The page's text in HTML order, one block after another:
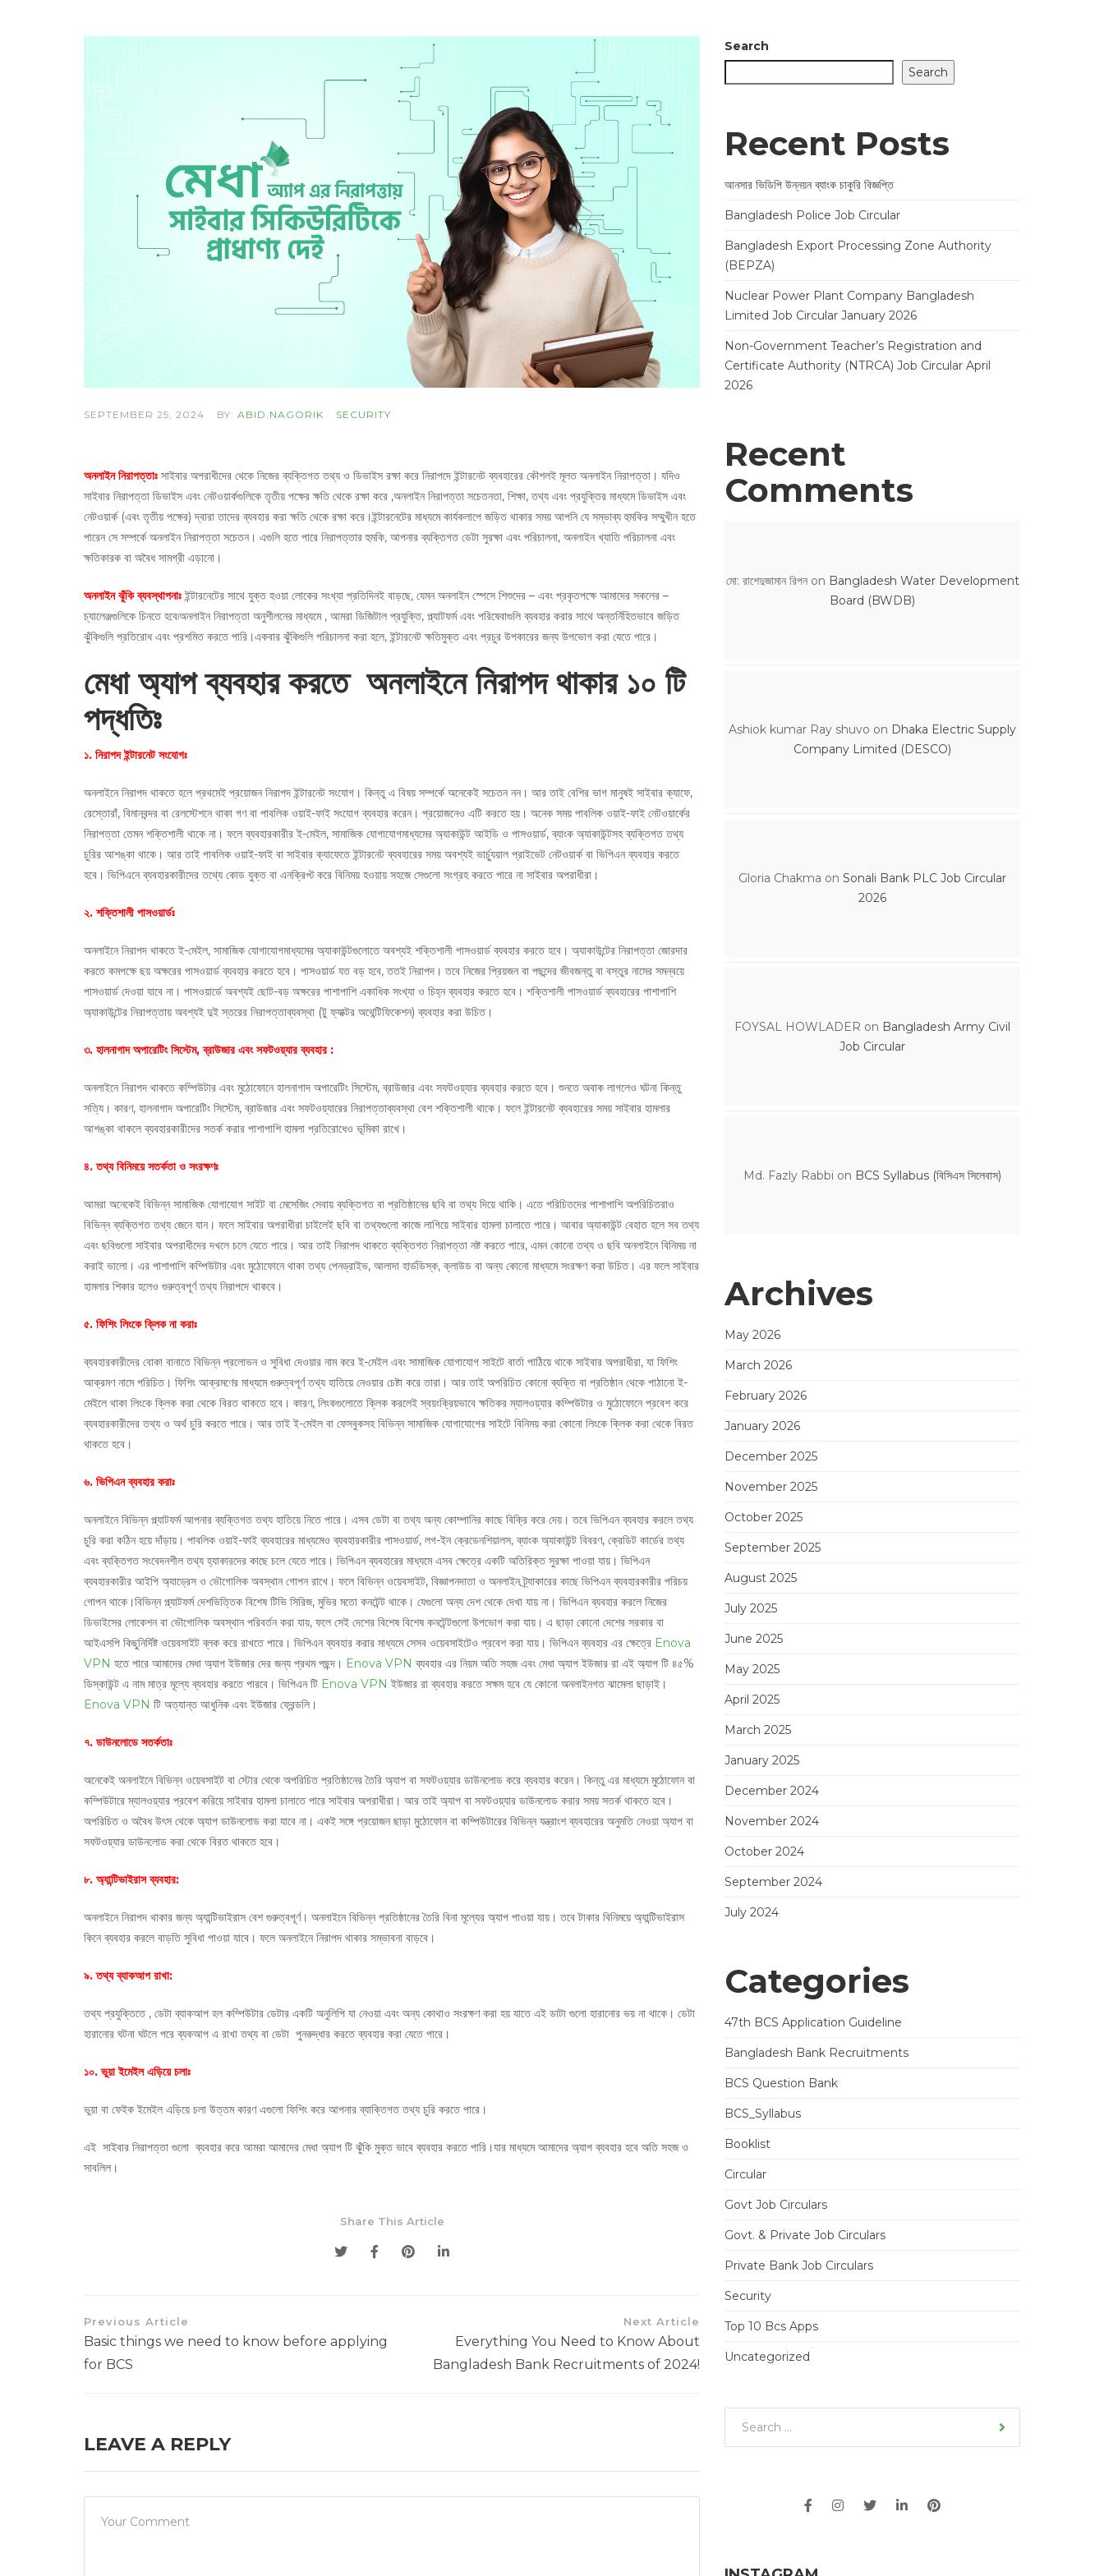
SEPTEMBER 25, 2024 BY: ABID.NAGORIK SECURITY
অনলাইন নিরাপত্তাঃ সাইবার অপরাধীদের থেকে নিজের ব্যক্তিগত তথ্য ও ডিভাইস রক্ষা করে নিরাপদে ইন্টারনেট ব্যবহারের কৌশলই মূলত অনলাইন নিরাপত্তা। যদিও
সাইবার নিরাপত্তা ডিভাইস এবং নেটওয়ার্কগুলিকে তৃতীয় পক্ষের ক্ষতি থেকে রক্ষা করে ,অনলাইন নিরাপত্তা সচেতনতা, শিক্ষা, তথ্য এবং প্রযুক্তির মাধ্যমে ডিভাইস এবং
নেটওয়ার্ক (এবং তৃতীয় পক্ষের) দ্বারা তাদের ব্যবহার করা ক্ষতি থেকে রক্ষা করে।ইন্টারনেটের মাধ্যমে কার্যকলাপে জড়িত থাকার সময় আপনি যে সম্ভাব্য হুমকির সম্মুখীন হতে
পারেন সে সম্পর্কে অনলাইন নিরাপত্তা সচেতন। এগুলি হতে পারে নিরাপত্তার হুমকি, আপনার ব্যক্তিগত ডেটা সুরক্ষা এবং পরিচালনা, অনলাইন খ্যাতি পরিচালনা এবং
ক্ষতিকারক বা অবৈধ সামগ্রী এড়ানো।
অনলাইন ঝুঁকি ব্যবস্থাপনাঃ ইন্টারনেটের সাথে যুক্ত হওয়া লোকের সংখ্যা প্রতিদিনই বাড়ছে, যেমন অনলাইন স্পেসে শিশুদের – এবং প্রকৃতপক্ষে আমাদের সকলের –
চ্যালেঞ্জগুলিকে চিনতে হবে৷অনলাইন নিরাপত্তা অনুশীলনের মাধ্যমে , আমরা ডিজিটাল প্রযুক্তি, প্ল্যাটফর্ম এবং পরিষেবাগুলি ব্যবহার করার সাথে অন্তর্নিহিতভাবে জড়িত
ঝুঁকিগুলি প্রতিরোধ এবং প্রশমিত করতে পারি।একবার ঝুঁকিগুলি পরিচালনা করা হলে, ইন্টারনেট ক্ষতিমুক্ত এবং প্রচুর উপকারের জন্য উপভোগ করা যেতে পারে।
মেধা অ্যাপ ব্যবহার করতে অনলাইনে নিরাপদ থাকার ১০ টি
পদ্ধতিঃ
১. নিরাপদ ইন্টারনেট সংযোগঃ
অনলাইনে নিরাপদ থাকতে হলে প্রথমেই প্রয়োজন নিরাপদ ইন্টারনেট সংযোগ। কিন্তু এ বিষয় সম্পর্কে অনেকেই সচেতন নন। আর তাই বেশির ভাগ মানুষই সাইবার ক্যাফে,
রেস্তোরাঁ, বিমানবন্দর বা রেলস্টেশনে থাকা গণ বা পাবলিক ওয়াই-ফাই সংযোগ ব্যবহার করেন। প্রয়োজনেও এটি করতে হয়। অনেক সময় পাবলিক ওয়াই-ফাই নেটওয়ার্কের
নিরাপত্তা তেমন শক্তিশালী থাকে না। ফলে ব্যবহারকারীর ই-মেইল, সামাজিক যোগাযোগমাধ্যমের অ্যাকাউন্ট আইডি ও পাসওয়ার্ড, ব্যাংক অ্যাকাউন্টসহ ব্যক্তিগত তথ্য
চুরির আশঙ্কা থাকে। আর তাই পাবলিক ওয়াই-ফাই বা সাইবার ক্যাফেতে ইন্টারনেট ব্যবহারের সময় অবশ্যই ভার্চ্যুয়াল প্রাইভেট নেটওয়ার্ক বা ভিপিএন ব্যবহার করতে
হবে। ভিপিএনে ব্যবহারকারীদের তথ্যে কোড যুক্ত বা এনক্রিপ্ট করে বিনিময় হওয়ায় সহজে সেগুলো সংগ্রহ করতে পারে না সাইবার অপরাধীরা।
২. শক্তিশালী পাসওয়ার্ডঃ
অনলাইনে নিরাপদ থাকতে ই-মেইল, সামাজিক যোগাযোগমাধ্যমের অ্যাকাউন্টগুলোতে অবশ্যই শক্তিশালী পাসওয়ার্ড ব্যবহার করতে হবে। অ্যাকাউন্টের নিরাপত্তা জোরদার
করতে কমপক্ষে ছয় অক্ষরের পাসওয়ার্ড ব্যবহার করতে হবে। পাসওয়ার্ড যত বড় হবে, ততই নিরাপদ। তবে নিজের প্রিয়জন বা পছন্দের জীবজন্তু বা বস্তুর নামের সমন্বয়ে
পাসওয়ার্ড দেওয়া যাবে না। পাসওয়ার্ডে অবশ্যই ছোট-বড় অক্ষরের পাশাপাশি একাধিক সংখ্যা ও চিহ্ন ব্যবহার করতে হবে। শক্তিশালী পাসওয়ার্ড ব্যবহারের পাশাপাশি
অ্যাকাউন্টের নিরাপত্তায় অবশ্যই দুই স্তরের নিরাপত্তাব্যবস্থা (টু ফ্যাক্টর অথেন্টিফিকেশন) ব্যবহার করা উচিত।
৩. হালনাগাদ অপারেটিং সিস্টেম, ব্রাউজার এবং সফটওয়্যার ব্যবহার :
অনলাইনে নিরাপদ থাকতে কম্পিউটার এবং মুঠোফোনে হালনাগাদ অপারেটিং সিস্টেম, ব্রাউজার এবং সফটওয়্যার ব্যবহার করতে হবে। শুনতে অবাক লাগলেও ঘটনা কিন্তু
সত্যি। কারণ, হালনাগাদ অপারেটিং সিস্টেম, ব্রাউজার এবং সফটওয়্যারের নিরাপত্তাব্যবস্থা বেশ শক্তিশালী থাকে। ফলে ইন্টারনেট ব্যবহারের সময় সাইবার হামলার
আশঙ্কা থাকলে ব্যবহারকারীদের সতর্ক করার পাশাপাশি হামলা প্রতিরোধেও ভূমিকা রাখে।
৪. তথ্য বিনিময়ে সতর্কতা ও সংরক্ষণঃ
আমরা অনেকেই বিভিন্ন সামাজিক যোগাযোগ সাইট বা মেসেজিং সেবায় ব্যক্তিগত বা প্রতিষ্ঠানের ছবি বা তথ্য দিয়ে থাকি। এতে পরিচিতদের পাশাপাশি অপরিচিতরাও
বিভিন্ন ব্যক্তিগত তথ্য জেনে যান। ফলে সাইবার অপরাধীরা চাইলেই ছবি বা তথ্যগুলো কাজে লাগিয়ে সাইবার হামলা চালাতে পারে। আবার অ্যাকাউন্ট বেহাত হলে সব তথ্য
এবং ছবিগুলো সাইবার অপরাধীদের দখলে চলে যেতে পারে। আর তাই নিরাপদ থাকতে ব্যক্তিগত নিরাপত্তা নষ্ট করতে পারে, এমন কোনো তথ্য ও ছবি অনলাইনে বিনিময় না
করাই ভালো। এর পাশাপাশি কম্পিউটার এবং মুঠোফোনে থাকা তথ্য পেনড্রাইভ, আলাদা হার্ডডিস্ক, ক্লাউড বা অন্য কোনো মাধ্যমে সংরক্ষণ করা উচিত। এর ফলে সাইবার
হামলার শিকার হলেও গুরুত্বপূর্ণ তথ্য নিরাপদে থাকবে।
৫. ফিশিং লিংকে ক্লিক না করাঃ
ব্যবহারকারীদের বোকা বানাতে বিভিন্ন প্রলোভন ও সুবিধা দেওয়ার নাম করে ই-মেইল এবং সামাজিক যোগাযোগ সাইটে বার্তা পাঠিয়ে থাকে সাইবার অপরাধীরা, যা ফিশিং
আক্রমণ নামে পরিচিত। ফিশিং আক্রমণের মাধ্যমে গুরুত্বপূর্ণ তথ্য হাতিয়ে নেওয়ার চেষ্টা করে তারা। আর তাই অপরিচিত কোনো ব্যক্তি বা প্রতিষ্ঠান থেকে পাঠানো ই-
মেইলে থাকা লিংকে ক্লিক করা থেকে বিরত থাকতে হবে। কারণ, লিংকগুলোতে ক্লিক করলেই স্বয়ংক্রিয়ভাবে ক্ষতিকর ম্যালওয়্যার কম্পিউটার ও মুঠোফোনে প্রবেশ করে
ব্যবহারকারীদের তথ্য ও অর্থ চুরি করতে পারে। আর তাই ই-মেইল বা ফেসবুকসহ বিভিন্ন সামাজিক যোগাযোগের সাইটে বিনিময় করা কোনো লিংকে ক্লিক করা থেকে বিরত
থাকতে হবে।
৬. ভিপিএন ব্যবহার করাঃ
অনলাইনে বিভিন্ন প্ল্যাটফর্ম আপনার ব্যক্তিগত তথ্য হাতিয়ে নিতে পারে। এসব ডেটা বা তথ্য অন্য কোম্পানির কাছে বিক্রি করে দেয়। তবে ভিপিএন ব্যবহার করলে তথ্য
চুরি করা কঠিন হয়ে দাঁড়ায়। পাবলিক ওয়াই-ফাই ব্যবহারের মাধ্যমেও ব্যবহারকারীর পাসওয়ার্ড, লগ-ইন ক্রেডেনশিয়ালস, ব্যাংক অ্যাকাউন্ট বিবরণ, ক্রেডিট কার্ডের তথ্য
এবং ব্যক্তিগত সংবেদনশীল তথ্য হ্যাকারদের কাছে চলে যেতে পারে। ভিপিএন ব্যবহারের মাধ্যমে এসব ক্ষেত্রে একটি অতিরিক্ত সুরক্ষা পাওয়া যায়। ভিপিএন
ব্যবহারকারীর আইপি অ্যাড্রেস ও ভৌগোলিক অবস্থান গোপন রাখে। ফলে বিভিন্ন ওয়েবসাইট, বিজ্ঞাপনদাতা ও অনলাইন ট্র্যাকারের কাছে ভিপিএন ব্যবহারকারীর পরিচয়
গোপন থাকে।বিভিন্ন প্ল্যাটফর্ম দেশভিত্তিক বিশেষ টিভি সিরিজ, মুভির মতো কনটেন্ট থাকে। যেগুলো অন্য দেশ থেকে দেখা যায় না। ভিপিএন ব্যবহার করলে নিজের
ডিভাইসের লোকেশন বা ভৌগোলিক অবস্থান পরিবর্তন করা যায়, ফলে সেই দেশের বিশেষ বিশেষ কনটেন্টগুলো উপভোগ করা যায়। এ ছাড়া কোনো দেশের সরকার বা
আইএসপি কিছুনির্দিষ্ট ওয়েবসাইট ব্লক করে রাখতে পারে। ভিপিএন ব্যবহার করার মাধ্যমে সেসব ওয়েবসাইটেও প্রবেশ করা যায়। ভিপিএন ব্যবহার এর ক্ষেত্রে Enova
VPN হতে পারে আমাদের মেধা অ্যাপ ইউজার দের জন্য প্রথম পছন্দ। Enova VPN ব্যবহার এর নিয়ম অতি সহজ এবং মেধা অ্যাপ ইউজার রা এই অ্যাপ টি ৪৫%
ডিস্কাউন্ট এ নাম মাত্র মূল্যে ব্যবহার করতে পারবে। ভিপিএন টি Enova VPN ইউজার রা ব্যবহার করতে সক্ষম হবে যে কোনো অনলাইনগত ঝামেলা ছাড়াই।
Enova VPN টি অত্যান্ত আধুনিক এবং ইউজার ফ্রেন্ডলি।
৭. ডাউনলোডে সতর্কতাঃ
অনেকেই অনলাইনে বিভিন্ন ওয়েবসাইট বা স্টোর থেকে অপরিচিত প্রতিষ্ঠানের তৈরি অ্যাপ বা সফটওয়্যার ডাউনলোড করে ব্যবহার করেন। কিন্তু এর মাধ্যমে মুঠোফোন বা
কম্পিউটারে ম্যালওয়্যার প্রবেশ করিয়ে সাইবার হামলা চালাতে পারে সাইবার অপরাধীরা। আর তাই অ্যাপ বা সফটওয়্যার ডাউনলোড করার সময় সতর্ক থাকতে হবে।
অপরিচিত ও অবৈধ উৎস থেকে অ্যাপ ডাউনলোড করা যাবে না। একই সঙ্গে প্রয়োজন ছাড়া মুঠোফোন বা কম্পিউটারের বিভিন্ন যন্ত্রাংশ ব্যবহারের অনুমতি নেওয়া অ্যাপ বা
সফটওয়্যার ডাউনলোড করা থেকে বিরত থাকতে হবে।
৮. অ্যান্টিভাইরাস ব্যবহার:
অনলাইনে নিরাপদ থাকার জন্য অ্যান্টিভাইরাস বেশ গুরুত্বপূর্ণ। অনলাইনে বিভিন্ন প্রতিষ্ঠানের তৈরি বিনা মূল্যের অ্যাপ পাওয়া যায়। তবে টাকার বিনিময়ে অ্যান্টিভাইরাস
কিনে ব্যবহার করলে বাড়তি সুবিধা পাওয়া যাবে। ফলে অনলাইনে নিরাপদ থাকার সম্ভাবনা বাড়বে।
৯. তথ্য ব্যাকআপ রাখা:
তথ্য প্রযুক্তিতে , ডেটা ব্যাকআপ হল কম্পিউটার ডেটার একটি অনুলিপি যা নেওয়া এবং অন্য কোথাও সংরক্ষণ করা হয় যাতে এই ডাটা গুলো হারানোর ভয় না থাকে। ডেটা
হারানোর ঘটনা ঘটলে পরে ব্যকআপ এ রাখা তথ্য বা ডেটা পুনরুদ্ধার করতে ব্যবহার করা যেতে পারে।
১০. ভুয়া ইমেইল এড়িয়ে চলাঃ
ভুয়া বা ফেইক ইমেইল এড়িয়ে চলা উত্তম কারণ এগুলো ফিশিং করে আপনার ব্যাক্তিগত তথ্য চুরি করতে পারে।
এই সাইবার নিরাপত্তা গুলো ব্যবহার করে আমরা আমাদের মেধা অ্যাপ টি ঝুঁকি মুক্ত ভাবে ব্যবহার করতে পারি।যার মাধ্যমে আমাদের অ্যাপ ব্যবহার হবে অতি সহজ ও
সাবলিল।
Share This Article
Previous Article
Basic things we need to know before applying
for BCS
Next Article
Everything You Need to Know About
Bangladesh Bank Recruitments of 2024!
LEAVE A REPLY
Search
Search
Recent Posts
আনসার ভিডিপি উন্নয়ন ব্যাংক চাকুরি বিজ্ঞপ্তি
Bangladesh Police Job Circular
Bangladesh Export Processing Zone Authority
(BEPZA)
Nuclear Power Plant Company Bangladesh
Limited Job Circular January 2026
Non-Government Teacher’s Registration and
Certificate Authority (NTRCA) Job Circular April
2026
Recent
Comments
মো: রাশেদুজামান রিপনon Bangladesh Water Development
Board (BWDB)
Ashiok kumar Ray shuvo on Dhaka Electric Supply
Company Limited (DESCO)
Gloria Chakma on Sonali Bank PLC Job Circular
2026
FOYSAL HOWLADER on Bangladesh Army Civil
Job Circular
Md. Fazly Rabbi on BCS Syllabus (বিসিএস সিলেবাস)
Archives
May 2026
March 2026
February 2026
January 2026
December 2025
November 2025
October 2025
September 2025
August 2025
July 2025
June 2025
May 2025
April 2025
March 2025
January 2025
December 2024
November 2024
October 2024
September 2024
July 2024
Categories
47th BCS Application Guideline
Bangladesh Bank Recruitments
BCS Question Bank
BCS_Syllabus
Booklist
Circular
Govt Job Circulars
Govt. & Private Job Circulars
Private Bank Job Circulars
Security
Top 10 Bcs Apps
Uncategorized